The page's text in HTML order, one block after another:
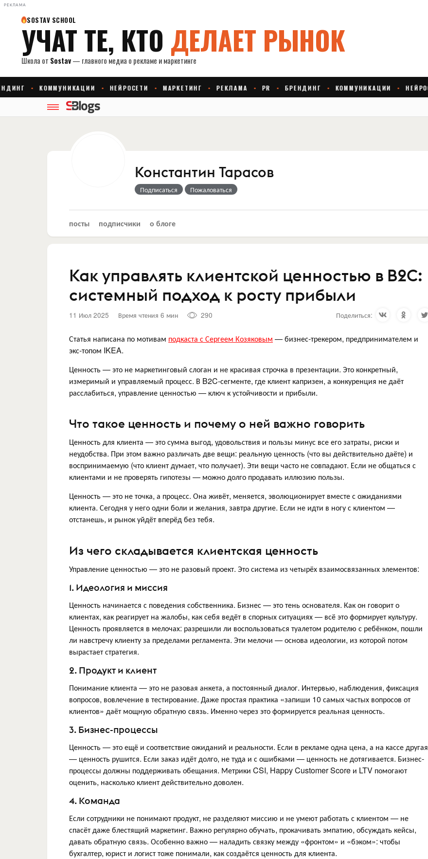
РЕКЛАМА
Константин Тарасов
Подписаться Пожаловаться
посты подписчики о блоге
Как управлять клиентской ценностью в B2C:
системный подход к росту прибыли
11 Июл 2025 Время чтения 6 мин 290 Поделиться:
Статья написана по мотивам подкаста с Сергеем Козяковым — бизнес-трекером, предпринимателем и
экс-топом IKEA.
Ценность — это не маркетинговый слоган и не красивая строчка в презентации. Это конкретный,
измеримый и управляемый процесс. В B2C-сегменте, где клиент капризен, а конкуренция не даёт
расслабиться, управление ценностью — ключ к устойчивости и прибыли.
Что такое ценность и почему о ней важно говорить
Ценность для клиента — это сумма выгод, удовольствия и пользы минус все его затраты, риски и
неудобства. При этом важно различать две вещи: реальную ценность (что вы действительно даёте) и
воспринимаемую (что клиент думает, что получает). Эти вещи часто не совпадают. Если не общаться с
клиентами и не проверять гипотезы — можно долго продавать иллюзию пользы.
Ценность — это не точка, а процесс. Она живёт, меняется, эволюционирует вместе с ожиданиями
клиента. Сегодня у него одни боли и желания, завтра другие. Если не идти в ногу с клиентом —
отстанешь, и рынок уйдёт вперёд без тебя.
Из чего складывается клиентская ценность
Управление ценностью — это не разовый проект. Это система из четырёх взаимосвязанных элементов:
1. Идеология и миссия
Ценность начинается с поведения собственника. Бизнес — это тень основателя. Как он говорит о
клиентах, как реагирует на жалобы, как себя ведёт в спорных ситуациях — всё это формирует культуру.
Ценность проявляется в мелочах: разрешили ли воспользоваться туалетом родителю с ребёнком, пошли
ли навстречу клиенту за пределами регламента. Эти мелочи — основа идеологии, из которой потом
вырастает стратегия.
2. Продукт и клиент
Понимание клиента — это не разовая анкета, а постоянный диалог. Интервью, наблюдения, фиксация
вопросов, вовлечение в тестирование. Даже простая практика «запиши 10 самых частых вопросов от
клиентов» даёт мощную обратную связь. Именно через это формируется реальная ценность.
3. Бизнес-процессы
Ценность — это ещё и соответствие ожиданий и реальности. Если в рекламе одна цена, а на кассе другая
— ценность рушится. Если заказ идёт долго, не туда и с ошибками — ценность не дотягивается. Бизнес-
процессы должны поддерживать обещания. Метрики CSI, Happy Customer Score и LTV помогают
оценить, насколько клиент действительно доволен.
4. Команда
Если сотрудники не понимают продукт, не разделяют миссию и не умеют работать с клиентом — не
спасёт даже блестящий маркетинг. Важно регулярно обучать, прокачивать эмпатию, обсуждать кейсы,
давать обратную связь. Особенно важно — наладить связку между «фронтом» и «бэком»: чтобы
бухгалтер, юрист и логист тоже понимали, как создаётся ценность для клиента.